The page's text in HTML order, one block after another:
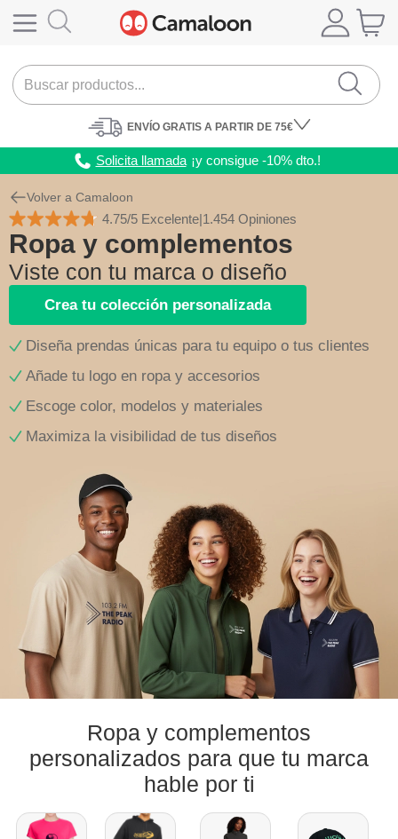
ENVÍO GRATIS A PARTIR DE 75€
Solicita llamada ¡y consigue -10% dto.!
Volver a Camaloon
4.75/5 Excelente|1.454 Opiniones
Ropa y complementos
Viste con tu marca o diseño
Crea tu colección personalizada
Diseña prendas únicas para tu equipo o tus clientes
Añade tu logo en ropa y accesorios
Escoge color, modelos y materiales
Maximiza la visibilidad de tus diseños
Ropa y complementos
personalizados para que tu marca
hable por ti